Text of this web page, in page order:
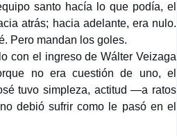
santo hacía lo que podía, el
atrás; hacia adelante, era nulo.
Pero mandan los goles.
con el ingreso de Wálter Veizaga
no era cuestión de uno, el
tuvo simpleza, actitud —a ratos
debió sufrir como le pasó en el